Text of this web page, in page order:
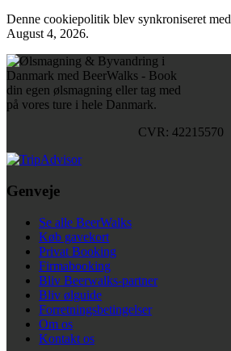
Denne cookiepolitik blev synkroniseret med
August 4, 2026.
CVR: 42215570
Genveje
Se alle BeerWalks
Køb gavekort
Privat Booking
Firmabooking
Bliv Beerwalks-partner
Bliv ølguide
Forretningsbetingelser
Om os
Kontakt os